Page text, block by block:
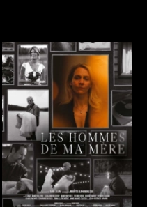
Blanchard André
Blouin François
Bohringer Richard
Boisvert Simon
Bolduc Nicolas
Bonello Bertrand
Bonnière René